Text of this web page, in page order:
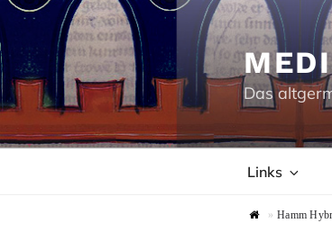
Zum
springen
Das
Links
» Hamm